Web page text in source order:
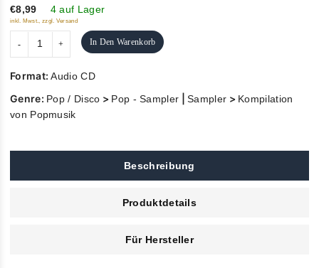
5
€8,99 4 auf Lager
inkl. Mwst., zzgl. Versand
In Den Warenkorb
Format:Audio CD
Genre: Pop / Disco > Pop - Sampler |Sampler > Kompilation
von Popmusik
Beschreibung
Produktdetails
Für Hersteller